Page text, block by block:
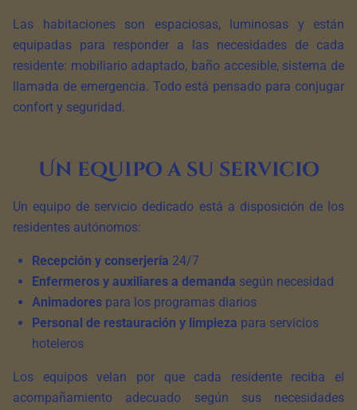
Las habitaciones son espaciosas, luminosas y están
equipadas para responder a las necesidades de cada
residente: mobiliario adaptado, baño accesible, sistema de
llamada de emergencia. Todo está pensado para conjugar
confort y seguridad.
Un equipo a su servicio
Un equipo de servicio dedicado está a disposición de los
residentes autónomos:
Recepción y conserjería 24/7
Enfermeros y auxiliares a demanda según necesidad
Animadores para los programas diarios
Personal de restauración y limpieza para servicios
hoteleros
Los equipos velan por que cada residente reciba el
acompañamiento adecuado según sus necesidades